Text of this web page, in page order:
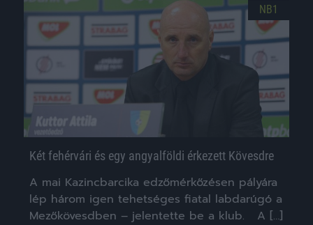
NB1
Két fehérvári és egy angyalföldi érkezett Kövesdre
A mai Kazincbarcika edzőmérkőzésen pályára
lép három igen tehetséges fiatal labdarúgó a
Mezőkövesdben – jelentette be a klub. A […]